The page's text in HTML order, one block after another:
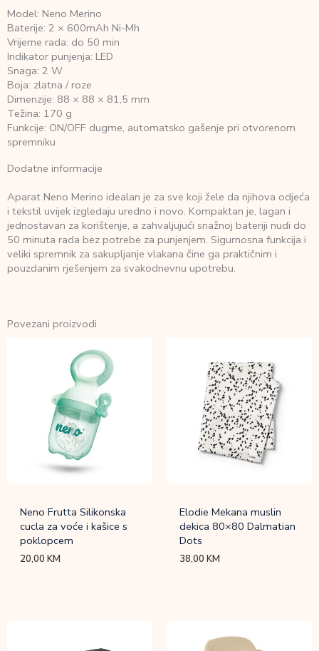
Model: Neno Merino
Baterije: 2 × 600mAh Ni-Mh
Vrijeme rada: do 50 min
Indikator punjenja: LED
Snaga: 2 W
Boja: zlatna / roze
Dimenzije: 88 × 88 × 81,5 mm
Težina: 170 g
Funkcije: ON/OFF dugme, automatsko gašenje pri otvorenom
spremniku
Dodatne informacije
Aparat Neno Merino idealan je za sve koji žele da njihova odjeća
i tekstil uvijek izgledaju uredno i novo. Kompaktan je, lagan i
jednostavan za korištenje, a zahvaljujući snažnoj bateriji nudi do
50 minuta rada bez potrebe za punjenjem. Sigurnosna funkcija i
veliki spremnik za sakupljanje vlakana čine ga praktičnim i
pouzdanim rješenjem za svakodnevnu upotrebu.
Povezani proizvodi
Neno Frutta Silikonska
cucla za voće i kašice s
poklopcem
20,00KM
Elodie Mekana muslin
dekica 80×80 Dalmatian
Dots
38,00KM